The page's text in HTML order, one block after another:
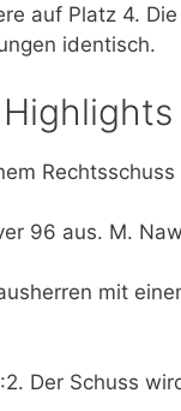
auf Platz 4.
identisch.
96 aus. M.
mit
Der Schuss